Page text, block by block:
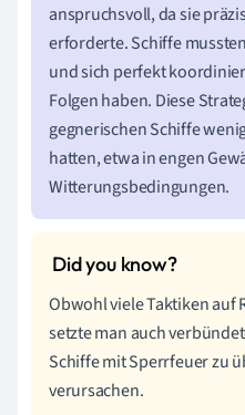
anspruchsvoll, da sie
erforderte. Schiffe
und sich perfekt
Folgen haben. Diese
gegnerischen Schiffe
hatten, etwa in engen
Witterungsbedingungen.
Obwohl viele Taktiken auf
setzte man auch
Schiffe mit Sperrfeuer zu
verursachen.